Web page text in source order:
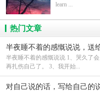
learn ...
热门文章
半夜睡不着的感慨说说，送
半夜睡不着的感慨说说 1、哭久了
再扎伤自己了。 3、我开始...
对自己说的话，写给自己的